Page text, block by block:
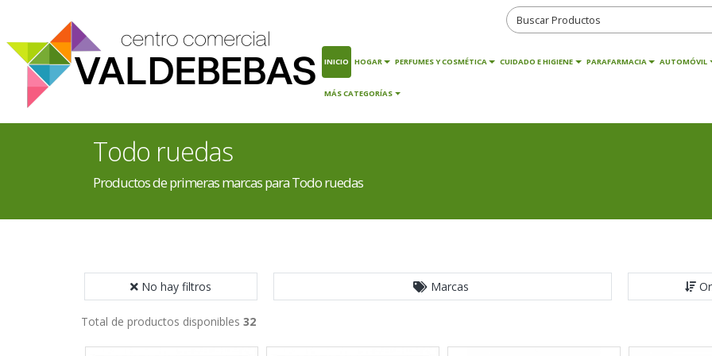
INICIO HOGAR PERFUMES Y COSMÉTICA CUIDADO E HIGIENE PARAFARMACIA AUTOMÓVIL
MÁS CATEGORÍAS
Todo ruedas
Productos de primeras marcas para Todo ruedas
No hay filtros Marcas
Total de productos disponibles 32